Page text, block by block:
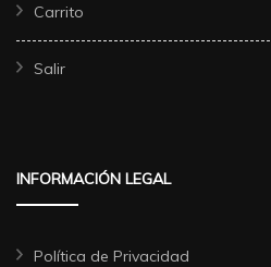
Carrito
Salir
INFORMACIÓN LEGAL
Política de Privacidad